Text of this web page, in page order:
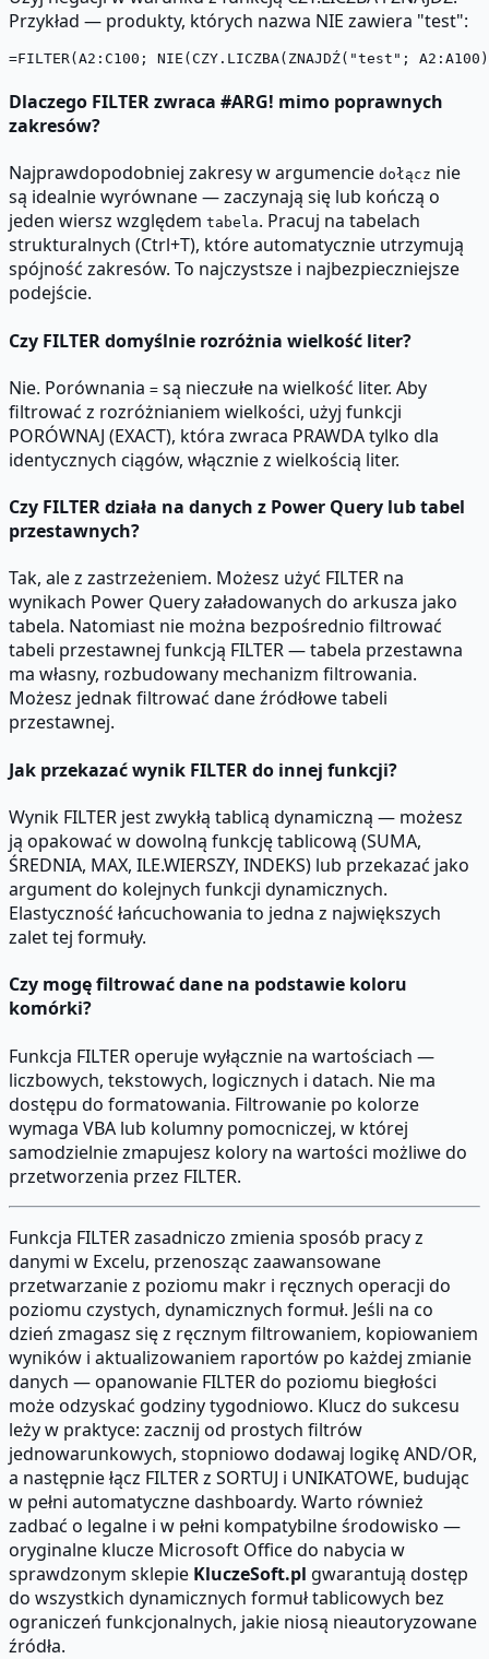
Przykład — produkty, których nazwa NIE zawiera "test":
Dlaczego FILTER zwraca #ARG! mimo poprawnych
zakresów?
Najprawdopodobniej zakresy w argumencie dołącz nie
są idealnie wyrównane — zaczynają się lub kończą o
jeden wiersz względem tabela. Pracuj na tabelach
strukturalnych (Ctrl+T), które automatycznie utrzymują
spójność zakresów. To najczystsze i najbezpieczniejsze
podejście.
Czy FILTER domyślnie rozróżnia wielkość liter?
Nie. Porównania = są nieczułe na wielkość liter. Aby
filtrować z rozróżnianiem wielkości, użyj funkcji
PORÓWNAJ (EXACT), która zwraca PRAWDA tylko dla
identycznych ciągów, włącznie z wielkością liter.
Czy FILTER działa na danych z Power Query lub tabel
przestawnych?
Tak, ale z zastrzeżeniem. Możesz użyć FILTER na
wynikach Power Query załadowanych do arkusza jako
tabela. Natomiast nie można bezpośrednio filtrować
tabeli przestawnej funkcją FILTER — tabela przestawna
ma własny, rozbudowany mechanizm filtrowania.
Możesz jednak filtrować dane źródłowe tabeli
przestawnej.
Jak przekazać wynik FILTER do innej funkcji?
Wynik FILTER jest zwykłą tablicą dynamiczną — możesz
ją opakować w dowolną funkcję tablicową (SUMA,
ŚREDNIA, MAX, ILE.WIERSZY, INDEKS) lub przekazać jako
argument do kolejnych funkcji dynamicznych.
Elastyczność łańcuchowania to jedna z największych
zalet tej formuły.
Czy mogę filtrować dane na podstawie koloru
komórki?
Funkcja FILTER operuje wyłącznie na wartościach —
liczbowych, tekstowych, logicznych i datach. Nie ma
dostępu do formatowania. Filtrowanie po kolorze
wymaga VBA lub kolumny pomocniczej, w której
samodzielnie zmapujesz kolory na wartości możliwe do
przetworzenia przez FILTER.
Funkcja FILTER zasadniczo zmienia sposób pracy z
danymi w Excelu, przenosząc zaawansowane
przetwarzanie z poziomu makr i ręcznych operacji do
poziomu czystych, dynamicznych formuł. Jeśli na co
dzień zmagasz się z ręcznym filtrowaniem, kopiowaniem
wyników i aktualizowaniem raportów po każdej zmianie
danych — opanowanie FILTER do poziomu biegłości
może odzyskać godziny tygodniowo. Klucz do sukcesu
leży w praktyce: zacznij od prostych filtrów
jednowarunkowych, stopniowo dodawaj logikę AND/OR,
a następnie łącz FILTER z SORTUJ i UNIKATOWE, budując
w pełni automatyczne dashboardy. Warto również
zadbać o legalne i w pełni kompatybilne środowisko —
oryginalne klucze Microsoft Office do nabycia w
sprawdzonym sklepie KluczeSoft.pl gwarantują dostęp
do wszystkich dynamicznych formuł tablicowych bez
ograniczeń funkcjonalnych, jakie niosą nieautoryzowane
źródła.